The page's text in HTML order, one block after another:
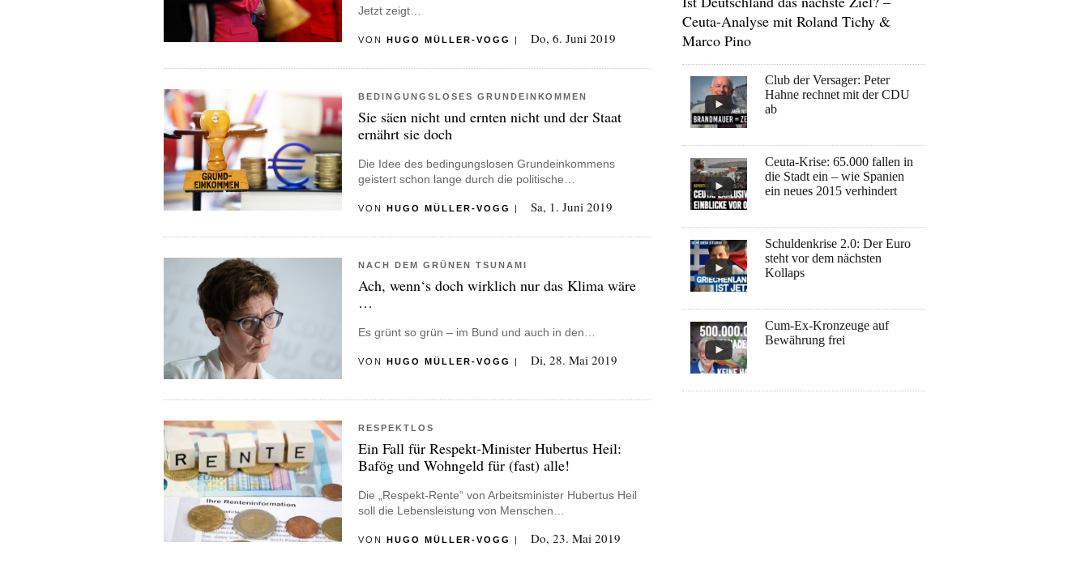
Jetzt zeigt…
VON HUGO MÜLLER-VOGG | Do, 6. Juni 2019
BEDINGUNGSLOSES GRUNDEINKOMMEN
Sie säen nicht und ernten nicht und der Staat
ernährt sie doch
Die Idee des bedingungslosen Grundeinkommens
geistert schon lange durch die politische…
VON HUGO MÜLLER-VOGG | Sa, 1. Juni 2019
NACH DEM GRÜNEN TSUNAMI
Ach, wenn‘s doch wirklich nur das Klima wäre
…
Es grünt so grün – im Bund und auch in den…
VON HUGO MÜLLER-VOGG | Di, 28. Mai 2019
RESPEKTLOS
Ein Fall für Respekt-Minister Hubertus Heil:
Bafög und Wohngeld für (fast) alle!
Die „Respekt-Rente“ von Arbeitsminister Hubertus Heil
soll die Lebensleistung von Menschen…
VON HUGO MÜLLER-VOGG | Do, 23. Mai 2019
Ceuta-Analyse mit Roland Tichy &
Marco Pino
Club der Versager: Peter
Hahne rechnet mit der CDU
ab
Ceuta-Krise: 65.000 fallen in
die Stadt ein – wie Spanien
ein neues 2015 verhindert
Schuldenkrise 2.0: Der Euro
steht vor dem nächsten
Kollaps
Cum-Ex-Kronzeuge auf
Bewährung frei